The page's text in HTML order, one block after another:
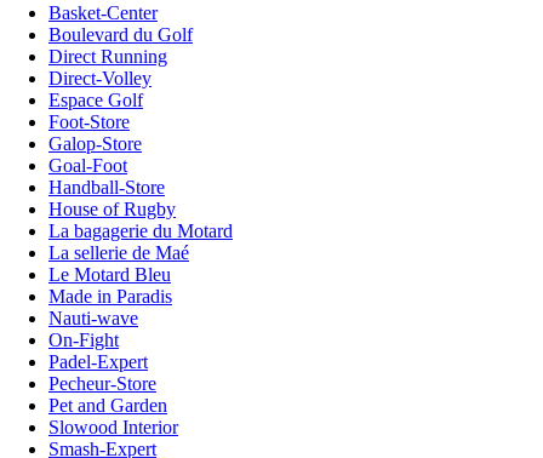
Basket-Center
Boulevard du Golf
Direct Running
Direct-Volley
Espace Golf
Foot-Store
Galop-Store
Goal-Foot
Handball-Store
House of Rugby
La bagagerie du Motard
La sellerie de Maé
Le Motard Bleu
Made in Paradis
Nauti-wave
On-Fight
Padel-Expert
Pecheur-Store
Pet and Garden
Slowood Interior
Smash-Expert